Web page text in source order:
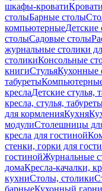
шкафы-кровати
столыБарные столы
компьютерныеДетские
столыСадовые столы
журнальные столики
столикиКонсольные
книгиСтульяКухонные
табуретыКомпьютерные
креслаДетские стулья,
кресла, стулья,
для кормленияКухня
модулиСтолешницы
кресла для гостиной
стенки, горки для
гостинойЖурнальные
домаКресла-качалки,
кухниСтолы, столики
барныеКухонный